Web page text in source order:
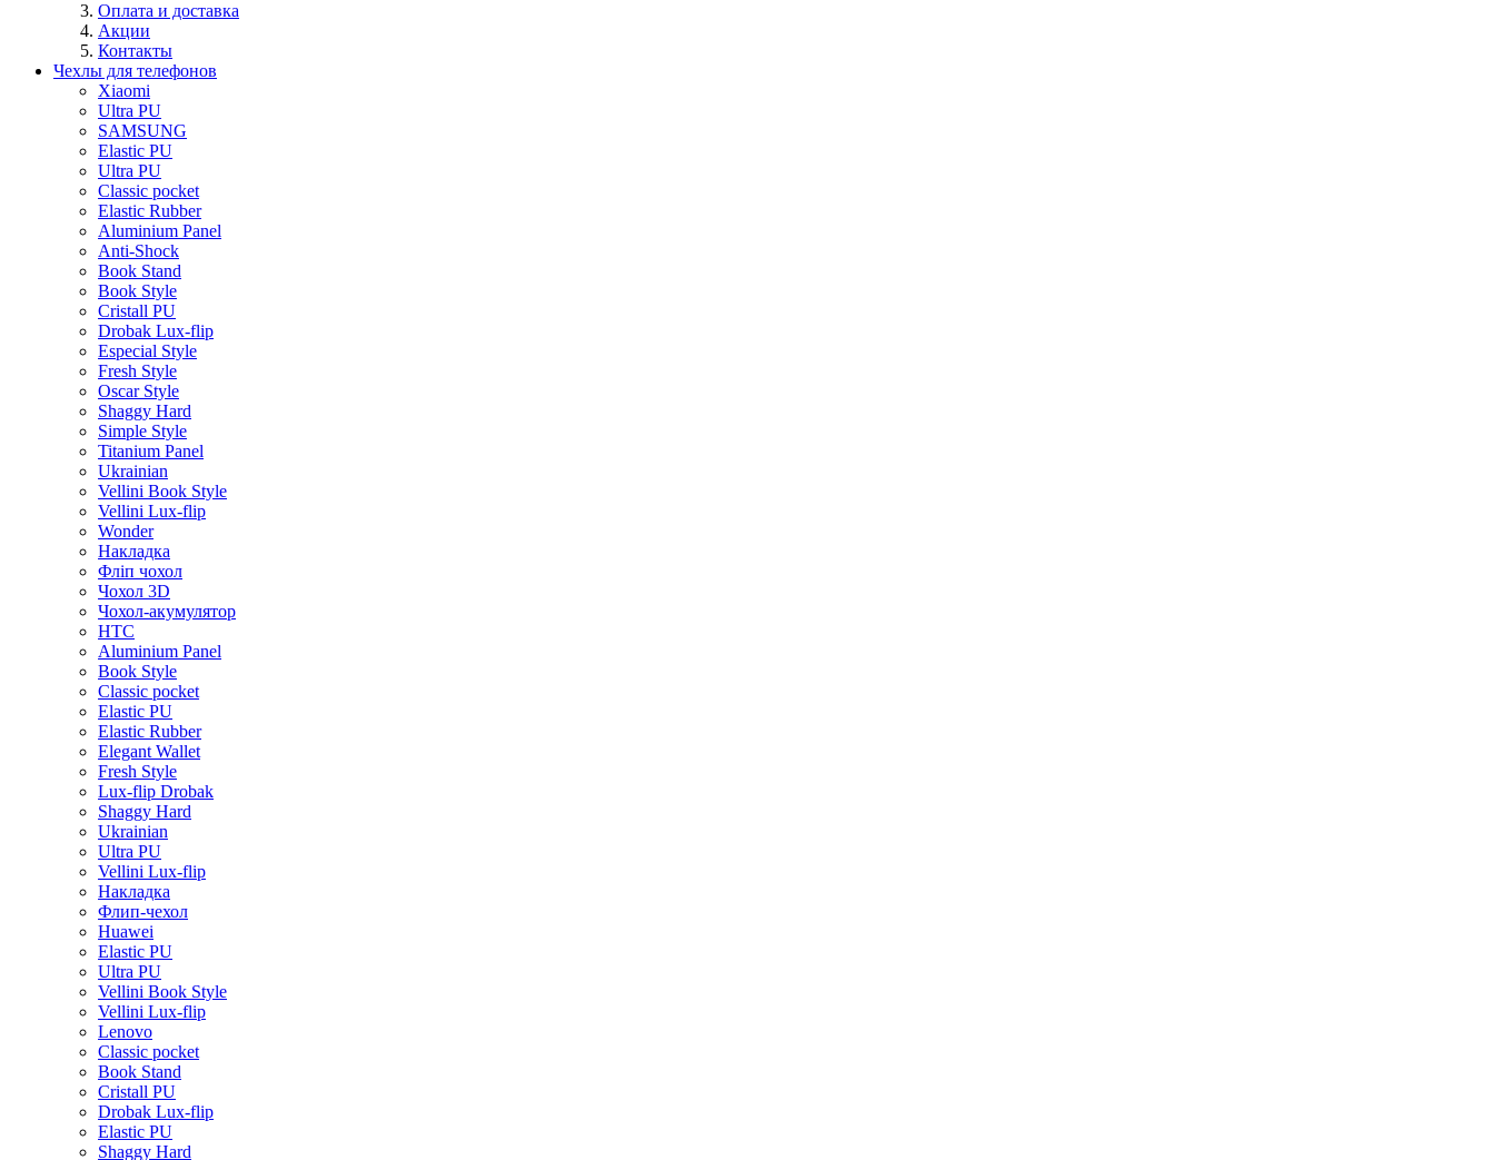
Оплата и доставка
Акции
Контакты
Чехлы для телефонов
Xiaomi
Ultra PU
SAMSUNG
Elastic PU
Ultra PU
Classic pocket
Elastic Rubber
Aluminium Panel
Anti-Shock
Book Stand
Book Style
Cristall PU
Drobak Lux-flip
Especial Style
Fresh Style
Oscar Style
Shaggy Hard
Simple Style
Titanium Panel
Ukrainian
Vellini Book Style
Vellini Lux-flip
Wonder
Накладка
Фліп чохол
Чохол 3D
Чохол-акумулятор
HTC
Aluminium Panel
Book Style
Classic pocket
Elastic PU
Elastic Rubber
Elegant Wallet
Fresh Style
Lux-flip Drobak
Shaggy Hard
Ukrainian
Ultra PU
Vellini Lux-flip
Накладка
Флип-чехол
Huawei
Elastic PU
Ultra PU
Vellini Book Style
Vellini Lux-flip
Lenovo
Classic pocket
Book Stand
Cristall PU
Drobak Lux-flip
Elastic PU
Shaggy Hard